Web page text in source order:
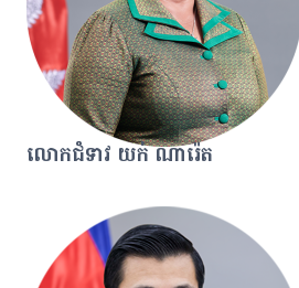
លោកជំទាវ យក់ ណារ៉េត